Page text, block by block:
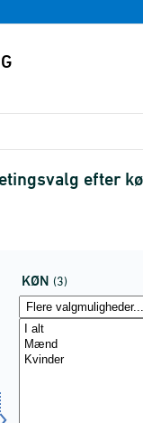
efter
KØN (3)